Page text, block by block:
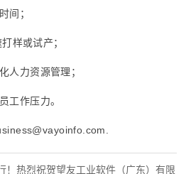
间；
样或试产；
人力资源管理；
工作压力。
！热烈祝贺望友工业软件（广东）有限